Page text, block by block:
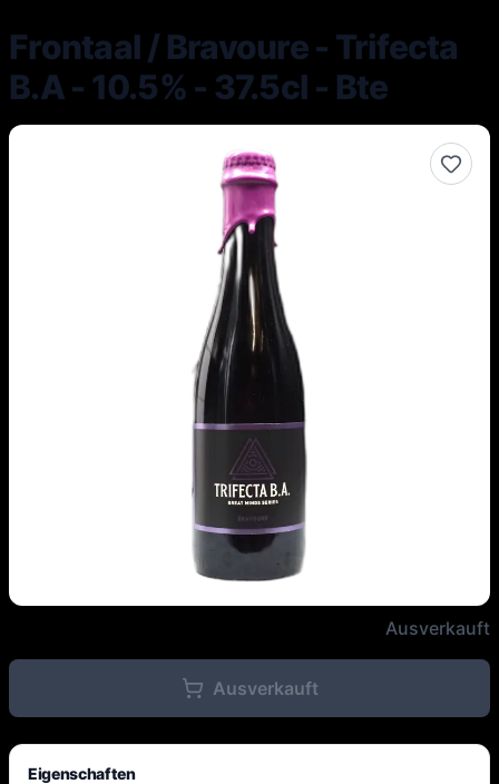
Frontaal / Bravoure - Trifecta
B.A - 10.5% - 37.5cl - Bte
Frontaal / Bravoure - Trifecta
Ausverkauft
Ausverkauft
Eigenschaften